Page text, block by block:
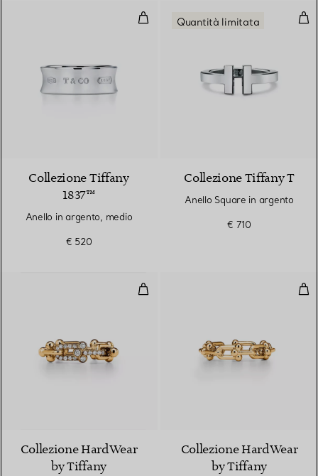
Anello in argento, medio
Collezione Tiffany
1837™
Anello in argento, medio
€ 520
Quantità limitata
Collezione Tiffany T
Anello Square in argento
€ 710
Anello a maglie piccole in oro
Collezione HardWear
by Tiffany
Collezione HardWear
by Tiffany